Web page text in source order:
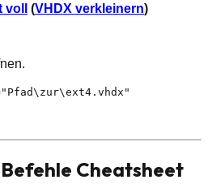
(VHDX verkleinern)
Cheatsheet